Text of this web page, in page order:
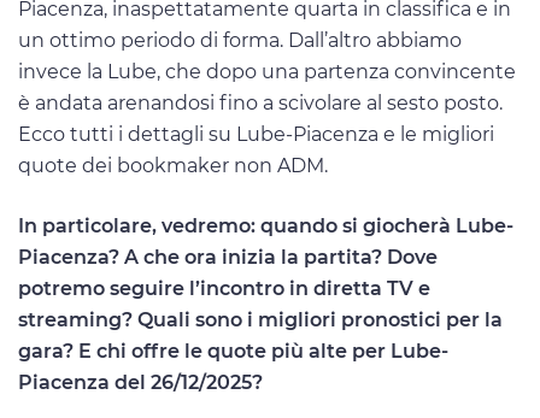
Piacenza, inaspettatamente quarta in classifica e in
un ottimo periodo di forma. Dall’altro abbiamo
invece la Lube, che dopo una partenza convincente
è andata arenandosi fino a scivolare al sesto posto.
Ecco tutti i dettagli su Lube-Piacenza e le migliori
quote dei bookmaker non ADM.
In particolare, vedremo: quando si giocherà Lube-
Piacenza? A che ora inizia la partita? Dove
potremo seguire l’incontro in diretta TV e
streaming? Quali sono i migliori pronostici per la
gara? E chi offre le quote più alte per Lube-
Piacenza del 26/12/2025?